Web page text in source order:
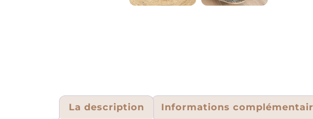
La description Informations